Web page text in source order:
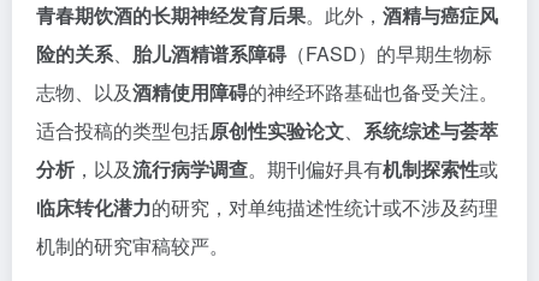
青春期饮酒的长期神经发育后果。此外， 酒精与癌症风
险的关系、 胎儿酒精谱系障碍（FASD）的早期生物标
志物、以及酒精使用障碍的神经环路基础也备受关注。
适合投稿的类型包括原创性实验论文、 系统综述与荟萃
分析 ，以及流行病学调查。期刊偏好具有机制探索性或
临床转化潜力的研究，对单纯描述性统计或不涉及药理
机制的研究审稿较严。